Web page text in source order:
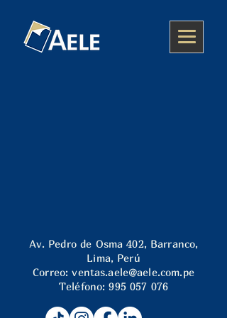
Av. Pedro de Osma 402, Barranco,
Lima, Perú
Correo:ventas.aele@aele.com.pe
Teléfono:995 057 076